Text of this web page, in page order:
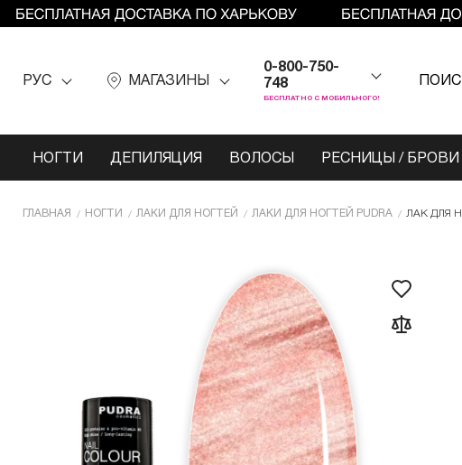
РУС МАГАЗИНЫ
0-800-750-
748
БЕСПЛАТНО С МОБИЛЬНОГО!
НОГТИ ДЕПИЛЯЦИЯ ВОЛОСЫ РЕСНИЦЫ / БРОВИ
ГЛАВНАЯ НОГТИ ЛАКИ ДЛЯ НОГТЕЙ ЛАКИ ДЛЯ НОГТЕЙ PUDRA ЛАК ДЛЯ